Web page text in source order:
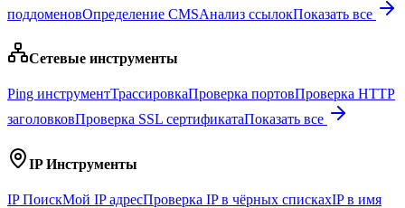
поддоменовОпределение CMSАнализ ссылокПоказать все
Сетевые инструменты
Ping инструментТрассировкаПроверка портовПроверка HTTP
заголовковПроверка SSL сертификатаПоказать все
IP Инструменты
IP ПоискМой IP адресПроверка IP в чёрных спискахIP в имя